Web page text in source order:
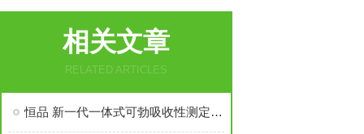
相关文章
RELATED ARTICLES
恒品 新一代一体式可勃吸收性测定仪发布